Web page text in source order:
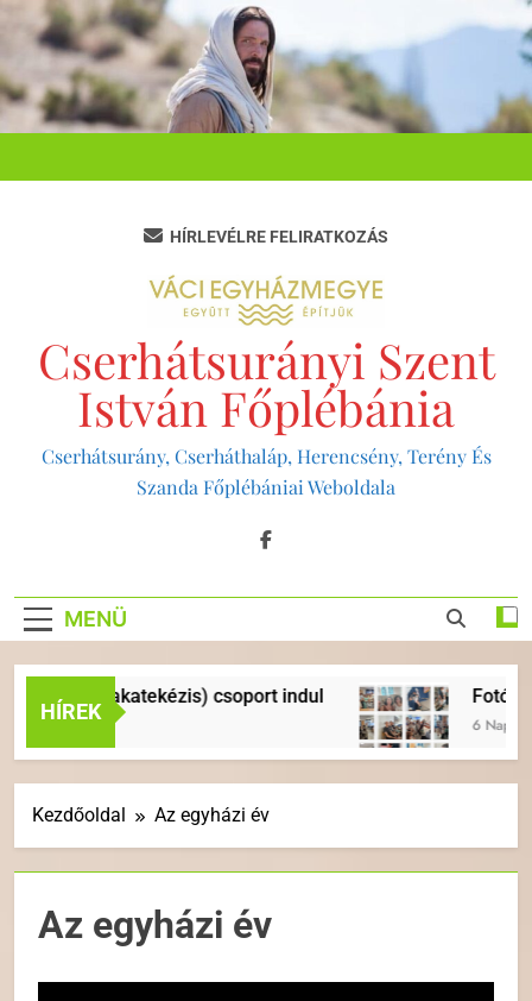
Ugrás
tartalomra
Cserhátsurányi Szent
István Főplébánia
Cserhátsurány, Cserháthaláp, Herencsény, Terény És
Szanda Főplébániai Weboldala
HÍRLEVÉLRE FELIRATKOZÁS
MENÜ
HÍREK
(Imakatekézis) csoport indul Fotók és
6 Nap Ezelőtt
Kezdőoldal Az egyházi év
Az egyházi év